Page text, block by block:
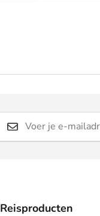
Reisproducten